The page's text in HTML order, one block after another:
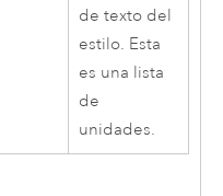
de texto del
estilo. Esta
es una lista
de
unidades.